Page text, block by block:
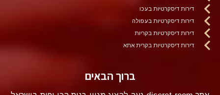
דירות דיסקרטיות בעכו
דירות דיסקרטיות בעפולה
דירות דיסקרטיות בקריות
דירות דיסקרטיות בקרית אתא
ברוך הבאים